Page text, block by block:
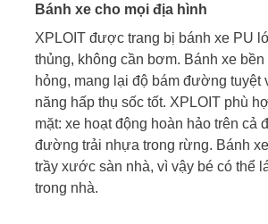
Bánh xe cho mọi địa hình
XPLOIT được trang bị bánh xe PU
thủng, không cần bơm. Bánh xe
hỏng, mang lại độ bám đường tuyệt
năng hấp thụ sốc tốt. XPLOIT phù
mặt: xe hoạt động hoàn hảo trên cả
đường trải nhựa trong rừng. Bánh
trầy xước sàn nhà, vì vậy bé có thể
trong nhà.